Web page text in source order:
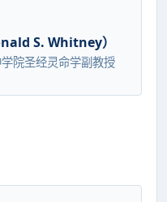
S. Whitney）
院圣经灵命学副教授